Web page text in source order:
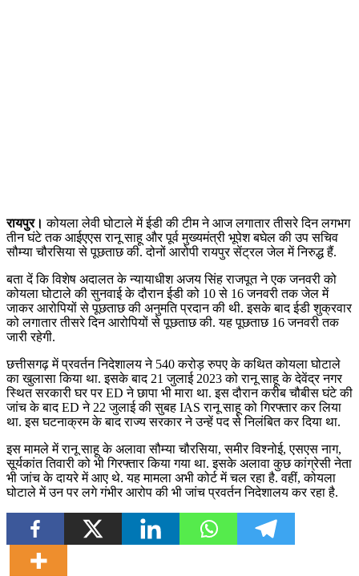
रायपुर। कोयला लेवी घोटाले में ईडी की टीम ने आज लगातार तीसरे दिन लगभग
तीन घंटे तक आईएएस रानू साहू और पूर्व मुख्यमंत्री भूपेश बघेल की उप सचिव
सौम्या चौरसिया से पूछताछ की. दोनों आरोपी रायपुर सेंट्रल जेल में निरुद्ध हैं.
बता दें कि विशेष अदालत के न्यायाधीश अजय सिंह राजपूत ने एक जनवरी को
कोयला घोटाले की सुनवाई के दौरान ईडी को 10 से 16 जनवरी तक जेल में
जाकर आरोपियों से पूछताछ की अनुमति प्रदान की थी. इसके बाद ईडी शुक्रवार
को लगातार तीसरे दिन आरोपियों से पूछताछ की. यह पूछताछ 16 जनवरी तक
जारी रहेगी.
छत्तीसगढ़ में प्रवर्तन निदेशालय ने 540 करोड़ रुपए के कथित कोयला घोटाले
का खुलासा किया था. इसके बाद 21 जुलाई 2023 को रानू साहू के देवेंद्र नगर
स्थित सरकारी घर पर ED ने छापा भी मारा था. इस दौरान करीब चौबीस घंटे की
जांच के बाद ED ने 22 जुलाई की सुबह IAS रानू साहू को गिरफ्तार कर लिया
था. इस घटनाक्रम के बाद राज्य सरकार ने उन्हें पद से निलंबित कर दिया था.
इस मामले में रानू साहू के अलावा सौम्या चौरसिया, समीर विश्नोई, एसएस नाग,
सूर्यकांत तिवारी को भी गिरफ्तार किया गया था. इसके अलावा कुछ कांग्रेसी नेता
भी जांच के दायरे में आए थे. यह मामला अभी कोर्ट में चल रहा है. वहीं, कोयला
घोटाले में उन पर लगे गंभीर आरोप की भी जांच प्रवर्तन निदेशालय कर रहा है.